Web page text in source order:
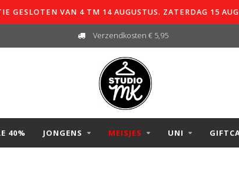
GESLOTEN VAN 4 TM 14 AUGUSTUS. ZATERDAG 15
Verzendkosten € 5,95
40% JONGENS MEISJES UNI